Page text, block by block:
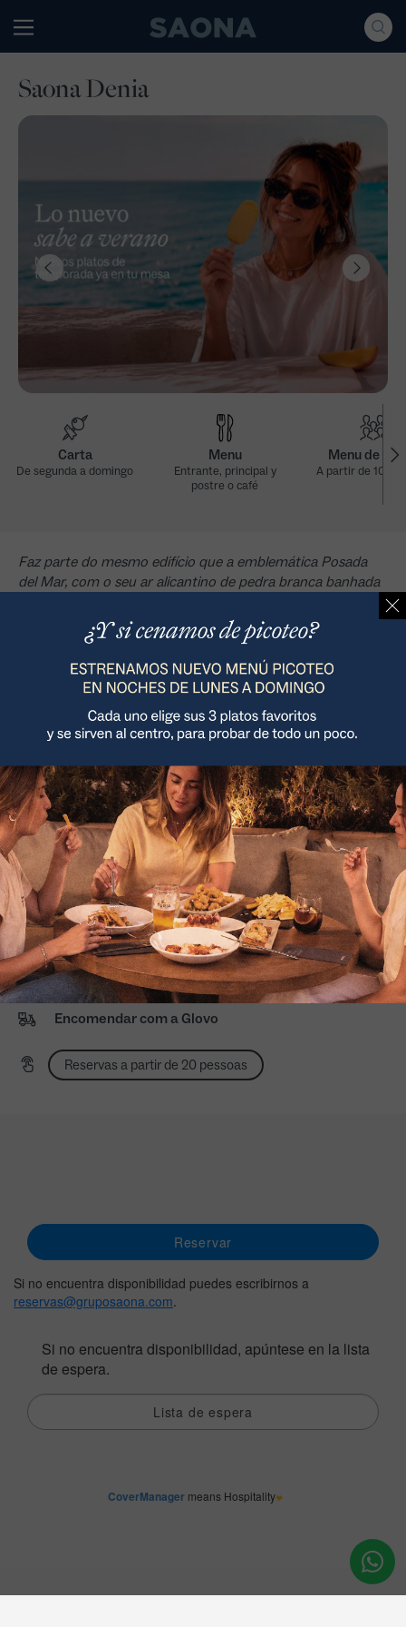
Grupo Saona
Saona Denia
Carta
De segunda a domingo
Menu
Entrante, principal y
postre o café
Menu de
A partir de 10
Faz parte do mesmo edifício que a emblemática Posada
del Mar, com o seu ar alicantino de pedra branca banhada
como no exterior.
Como nos encontrar >
Plaça les Drassanes 2, 03700, Denia (Alicante)
965 026 890
Meio-dia: 13:00 a 16:30
Domingo a quinta-feira à noite: 20:00 a 23:30
Sexta e sábado à noite: 20:00 a 0:00
Terraço exterior
Animais de estimação no terraço exterior
Acesso às nossas cartas adaptadas
Ordem de recolha
Encomendar com a Glovo
Reservas a partir de 20 pessoas